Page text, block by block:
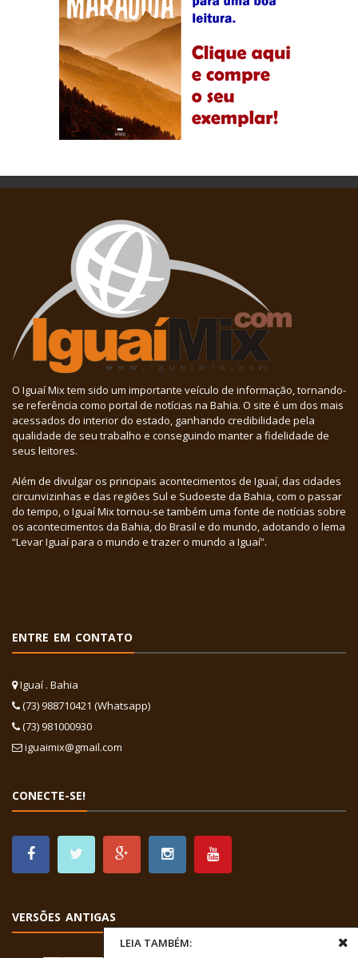
LEIA TAMBÉM:
O Iguaí Mix tem sido um importante veículo de informação, tornando-
se referência como portal de notícias na Bahia. O site é um dos mais
acessados do interior do estado, ganhando credibilidade pela
qualidade de seu trabalho e conseguindo manter a fidelidade de
seus leitores.
Além de divulgar os principais acontecimentos de Iguaí, das cidades
circunvizinhas e das regiões Sul e Sudoeste da Bahia, com o passar
do tempo, o Iguaí Mix tornou-se também uma fonte de notícias sobre
os acontecimentos da Bahia, do Brasil e do mundo, adotando o lema
“Levar Iguaí para o mundo e trazer o mundo a Iguaí”.
ENTRE EM CONTATO
Iguaí . Bahia
(73) 988710421 (Whatsapp)
(73) 981000930
iguaimix@gmail.com
CONECTE-SE!
VERSÕES ANTIGAS